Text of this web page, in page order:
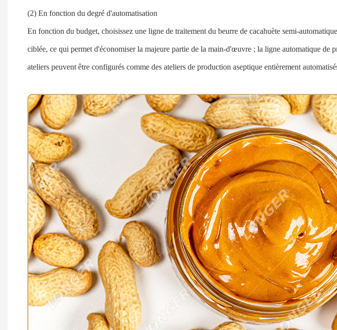
(2) En fonction du degré d'automatisation
En fonction du budget, choisissez une ligne de traitement du beurre de cacahuète semi-
ciblée, ce qui permet d'économiser la majeure partie de la main-d'œuvre ; la ligne automatique
ateliers peuvent être configurés comme des ateliers de production aseptique entièrement